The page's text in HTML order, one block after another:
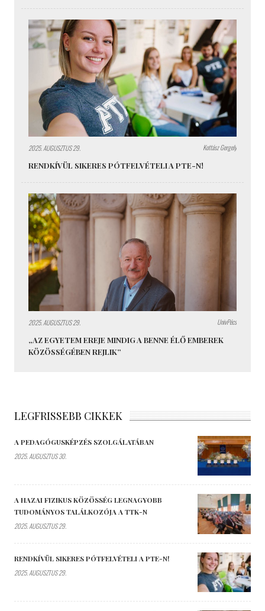
2025. AUGUSZTUS 29. Kottász Gergely
RENDKÍVÜL SIKERES PÓTFELVÉTELI A PTE-N!
2025. AUGUSZTUS 29. UnivPécs
„AZ EGYETEM EREJE MINDIG A BENNE ÉLŐ EMBEREK
KÖZÖSSÉGÉBEN REJLIK”
LEGFRISSEBB CIKKEK
A PEDAGÓGUSKÉPZÉS SZOLGÁLATÁBAN
2025. AUGUSZTUS 30.
A HAZAI FIZIKUS KÖZÖSSÉG LEGNAGYOBB
TUDOMÁNYOS TALÁLKOZÓJA A TTK-N
2025. AUGUSZTUS 29.
RENDKÍVÜL SIKERES PÓTFELVÉTELI A PTE-N!
2025. AUGUSZTUS 29.